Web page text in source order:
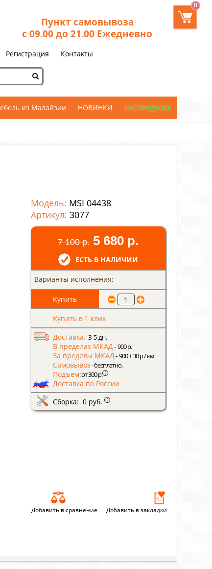
0
Пункт самовывоза
с 09.00 до 21.00 Ежедневно
Регистрация Контакты
из Малайзии НОВИНКИ РАСПРОДАЖА
Модель: MSI 04438
Артикул: 3077
7 100 р. 5 680 р.
ЕСТЬ В НАЛИЧИИ
Варианты исполнения:
Купить в 1 клик
Доставка, 3-5 дн.
В пределах МКАД- 900 р.
За пределы МКАД- 900 + 30 р / км
Самовывоз- бесплатно.
Подъем: от 300 р. ?
Доставка по России
Сборка: 0 руб.
?
Добавить в сравнение Добавить в закладки